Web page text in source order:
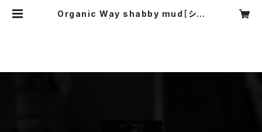
Organic Way shabby mud［シャ